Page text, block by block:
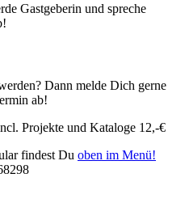
Gastgeberin und spreche
Dann melde Dich gerne
ab!
Projekte und Kataloge 12,-€
findest Du oben im Menü!